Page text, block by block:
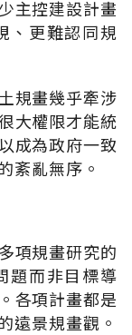
主控建設計畫
、更難認同規
規畫幾乎牽涉
大權限才能統
成為政府一致
紊亂無序。
項規畫研究的
題而非目標導
各項計畫都是
遠景規畫觀。